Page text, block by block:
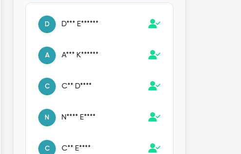
D D*** E******
A A*** K******
C C** D****
N N**** E****
C C** E****